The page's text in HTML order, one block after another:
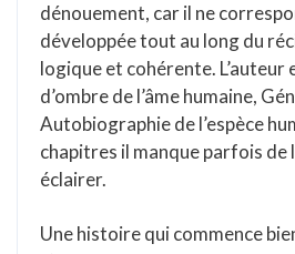
dénouement, car il ne
développée tout au long du
logique et cohérente. L’auteur
d’ombre de l’âme humaine,
Autobiographie de l’espèce
chapitres il manque parfois de
éclairer.
Une histoire qui commence